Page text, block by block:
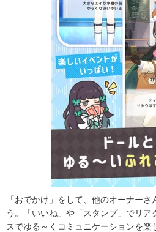
「おでかけ」をして、他のオーナー
う。「いいね」や「スタンプ」でリ
スでゆる～くコミュニケーションを楽